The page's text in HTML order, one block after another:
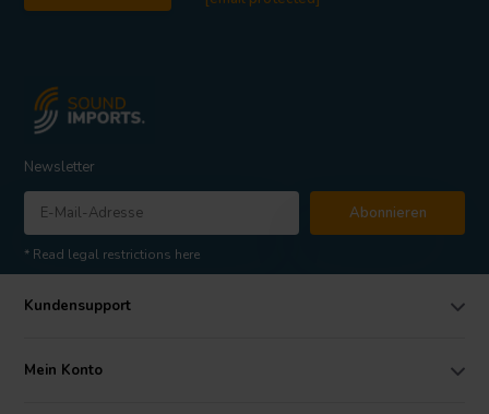
Newsletter
Abonnieren
* Read legal restrictions here
Kundensupport
Mein Konto